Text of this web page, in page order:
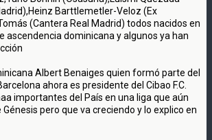
Barttlemetler-Veloz (Ex
(Cantera Real Madrid) todos nacidos en
ascendencia dominicana y algunos ya han
Albert Benaiges quien formó parte del
ahora es presidente del Cibao F.C.
importantes del País en una liga que aún
pero que va creciendo y lo explico en